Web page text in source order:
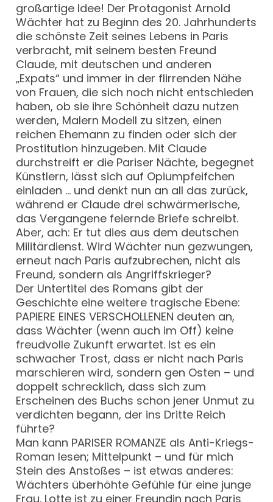
großartige Idee! Der Protagonist Arnold
Wächter hat zu Beginn des 20. Jahrhunderts
die schönste Zeit seines Lebens in Paris
verbracht, mit seinem besten Freund
Claude, mit deutschen und anderen
„Expats“ und immer in der flirrenden Nähe
von Frauen, die sich noch nicht entschieden
haben, ob sie ihre Schönheit dazu nutzen
werden, Malern Modell zu sitzen, einen
reichen Ehemann zu finden oder sich der
Prostitution hinzugeben. Mit Claude
durchstreift er die Pariser Nächte, begegnet
Künstlern, lässt sich auf Opiumpfeifchen
einladen … und denkt nun an all das zurück,
während er Claude drei schwärmerische,
das Vergangene feiernde Briefe schreibt.
Aber, ach: Er tut dies aus dem deutschen
Militärdienst. Wird Wächter nun gezwungen,
erneut nach Paris aufzubrechen, nicht als
Freund, sondern als Angriffskrieger?
Der Untertitel des Romans gibt der
Geschichte eine weitere tragische Ebene:
PAPIERE EINES VERSCHOLLENEN deuten an,
dass Wächter (wenn auch im Off) keine
freudvolle Zukunft erwartet. Ist es ein
schwacher Trost, dass er nicht nach Paris
marschieren wird, sondern gen Osten – und
doppelt schrecklich, dass sich zum
Erscheinen des Buchs schon jener Unmut zu
verdichten begann, der ins Dritte Reich
führte?
Man kann PARISER ROMANZE als Anti-Kriegs-
Roman lesen; Mittelpunkt – und für mich
Stein des Anstoßes – ist etwas anderes:
Wächters überhöhte Gefühle für eine junge
Frau. Lotte ist zu einer Freundin nach Paris